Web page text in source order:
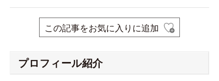
この記事をお気に入りに追加
プロフィール紹介